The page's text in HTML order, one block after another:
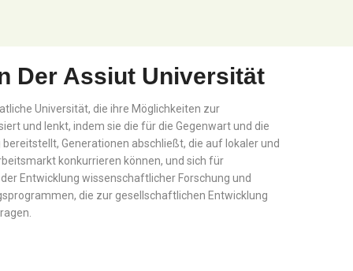
Der Assiut Universität
Universität, die ihre Möglichkeiten zur
und lenkt, indem sie die für die Gegenwart und die
Generationen abschließt, die auf lokaler und
konkurrieren können, und sich für
Entwicklung wissenschaftlicher Forschung und
die zur gesellschaftlichen Entwicklung